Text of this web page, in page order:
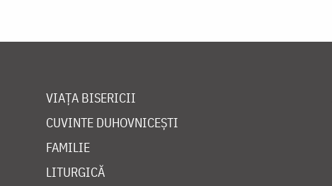
VIAȚA BISERICII
CUVINTE DUHOVNICEȘTI
FAMILIE
LITURGICĂ